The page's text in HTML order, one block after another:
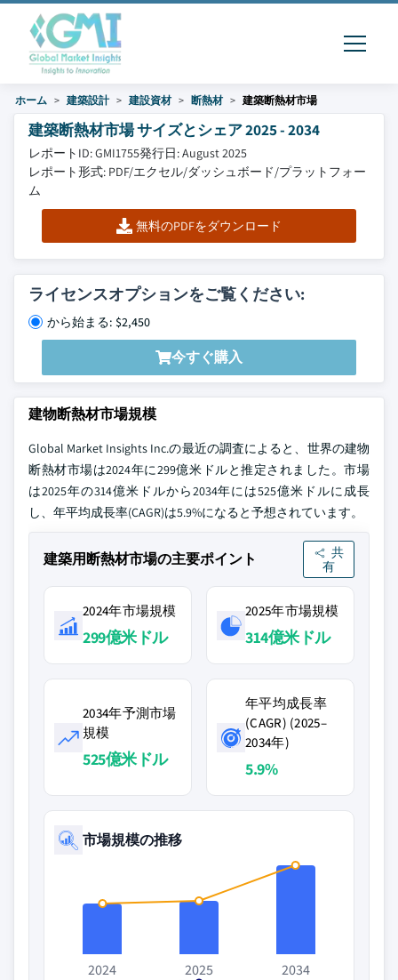
ホーム 建築設計 建設資材 断熱材 建築断熱材市場
建築断熱材市場 サイズとシェア 2025 - 2034
レポートID: GMI1755発行日: August 2025
レポート形式: PDF/エクセル/ダッシュボード/プラットフォー
ム
無料のPDFをダウンロード
ライセンスオプションをご覧ください:
から始まる: $2,450
今すぐ購入
建物断熱材市場規模
Global Market Insights Inc.の最近の調査によると、世界の建物
断熱材市場は2024年に299億米ドルと推定されました。市場
は2025年の314億米ドルから2034年には525億米ドルに成長
し、年平均成長率(CAGR)は5.9%になると予想されています。
建築用断熱材市場の主要ポイント
共
有
2024年市場規模
299億米ドル
2025年市場規模
314億米ドル
2034年予測市場
規模
525億米ドル
年平均成長率
(CAGR) (2025–
2034年)
5.9%
市場規模の推移
2024
2025
2034